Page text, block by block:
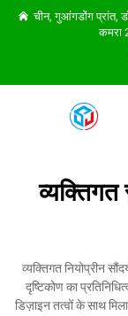
चीन, गुआंगडोंग प्रांत,
कमरा
व्यक्तिगत नियोप्रीन
दृष्टिकोण का
डिज़ाइन तत्वों के साथ